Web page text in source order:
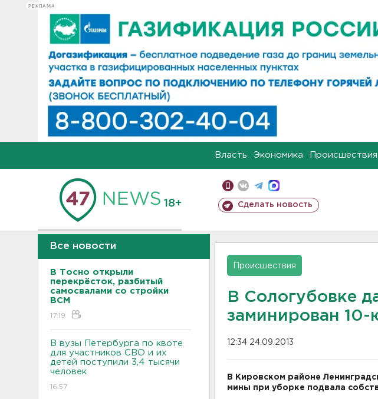
РЕКЛАМА
Власть Экономика Происшествия
18+ Сделать новость
Все новости
В Тосно открыли
перекрёсток, разбитый
самосвалами со стройки
ВСМ
17:19
В вузы Петербурга по квоте
для участников СВО и их
детей поступили 3,4 тысячи
человек
16:57
Происшествия
В Сологубовке
заминирован
12:34 24.09.2013
В Кировском районе
мины при уборке подвала